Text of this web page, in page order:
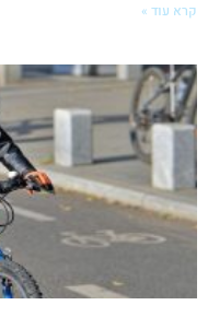
קרא עוד »